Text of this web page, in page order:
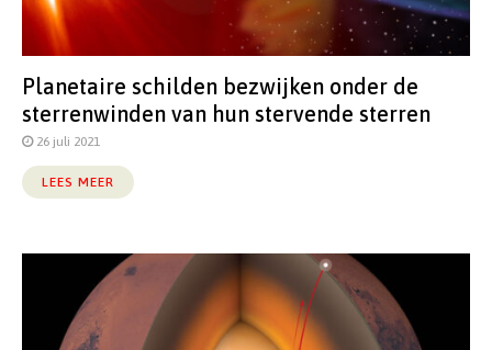
Planetaire schilden bezwijken onder de
sterrenwinden van hun stervende sterren
26 juli 2021
LEES MEER